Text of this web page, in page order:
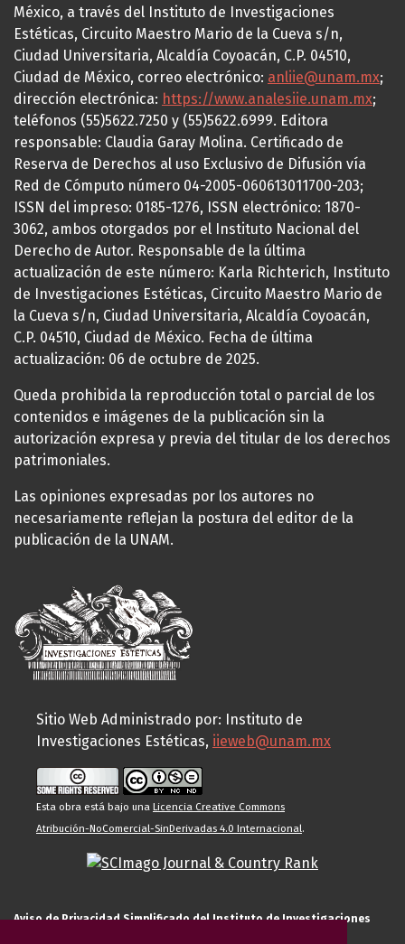
México, a través del Instituto de Investigaciones
Estéticas, Circuito Maestro Mario de la Cueva s/n,
Ciudad Universitaria, Alcaldía Coyoacán, C.P. 04510,
Ciudad de México, correo electrónico: anliie@unam.mx;
dirección electrónica: https://www.analesiie.unam.mx;
teléfonos (55)5622.7250 y (55)5622.6999. Editora
responsable: Claudia Garay Molina. Certificado de
Reserva de Derechos al uso Exclusivo de Difusión vía
Red de Cómputo número 04-2005-060613011700-203;
ISSN del impreso: 0185-1276, ISSN electrónico: 1870-
3062, ambos otorgados por el Instituto Nacional del
Derecho de Autor. Responsable de la última
actualización de este número: Karla Richterich, Instituto
de Investigaciones Estéticas, Circuito Maestro Mario de
la Cueva s/n, Ciudad Universitaria, Alcaldía Coyoacán,
C.P. 04510, Ciudad de México. Fecha de última
actualización: 06 de octubre de 2025.
Queda prohibida la reproducción total o parcial de los
contenidos e imágenes de la publicación sin la
autorización expresa y previa del titular de los derechos
patrimoniales.
Las opiniones expresadas por los autores no
necesariamente reflejan la postura del editor de la
publicación de la UNAM.
Sitio Web Administrado por: Instituto de
Investigaciones Estéticas, iieweb@unam.mx
Esta obra está bajo una Licencia Creative Commons
Atribución-NoComercial-SinDerivadas 4.0 Internacional.
Aviso de Privacidad Simplificado del Instituto de Investigaciones